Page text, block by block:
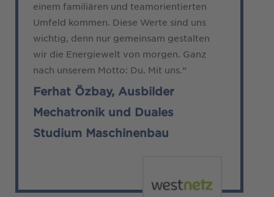
einem familiären und teamorientierten
Umfeld kommen. Diese Werte sind uns
wichtig, denn nur gemeinsam gestalten
wir die Energiewelt von morgen. Ganz
nach unserem Motto: Du. Mit uns.“
Ferhat Özbay, Ausbilder
Mechatronik und Duales
Studium Maschinenbau